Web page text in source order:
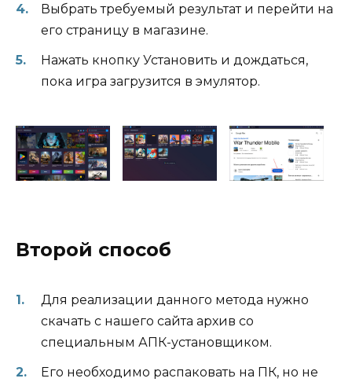
Выбрать требуемый результат и перейти на
его страницу в магазине.
Нажать кнопку Установить и дождаться,
пока игра загрузится в эмулятор.
Второй способ
Для реализации данного метода нужно
скачать с нашего сайта архив со
специальным АПК-установщиком.
Его необходимо распаковать на ПК, но не